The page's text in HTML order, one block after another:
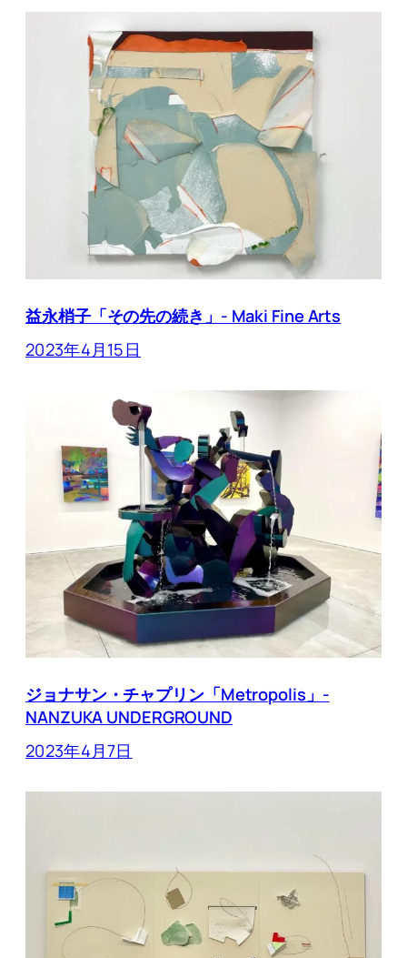
益永梢子「その先の続き」- Maki Fine Arts
2023年4月15日
ジョナサン・チャプリン「Metropolis」-
NANZUKA UNDERGROUND
2023年4月7日